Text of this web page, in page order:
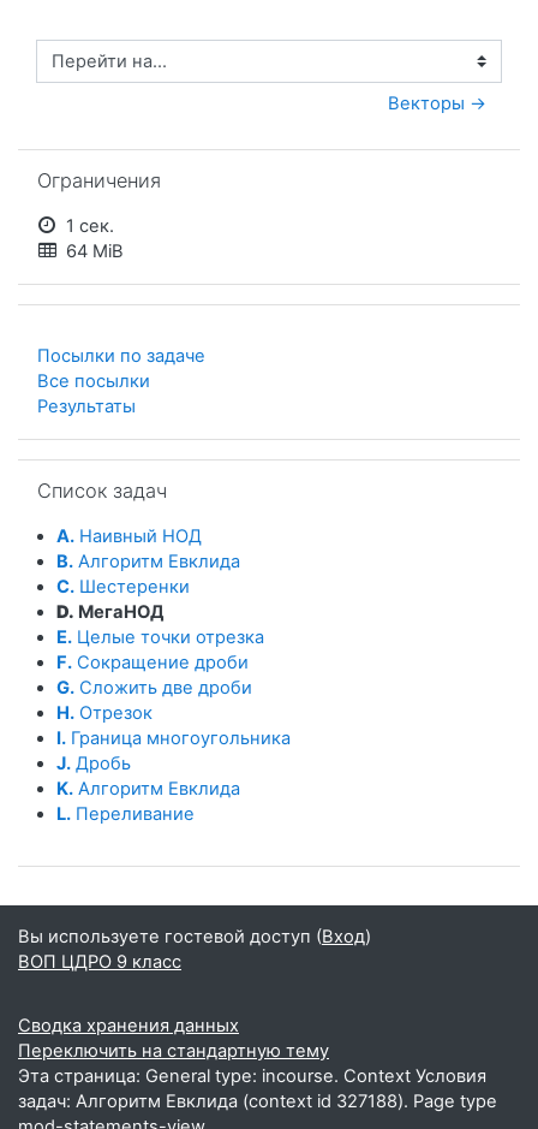
Перейти на...
Векторы →
Ограничения
1 сек.
64 MiB
Посылки по задаче
Все посылки
Результаты
Список задач
A. Наивный НОД
B. Алгоритм Евклида
C. Шестеренки
D. МегаНОД
E. Целые точки отрезка
F. Сокращение дроби
G. Сложить две дроби
H. Отрезок
I. Граница многоугольника
J. Дробь
K. Алгоритм Евклида
L. Переливание
Вы используете гостевой доступ (Вход)
ВОП ЦДРО 9 класс
Сводка хранения данных
Переключить на стандартную тему
Эта страница: General type: incourse. Context Условия
задач: Алгоритм Евклида (context id 327188). Page type